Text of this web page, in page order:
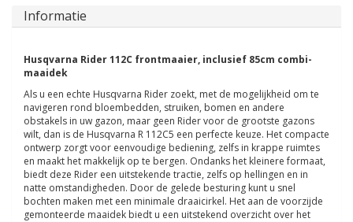
Informatie
Husqvarna Rider 112C frontmaaier, inclusief 85cm combi-
maaidek
Als u een echte Husqvarna Rider zoekt, met de mogelijkheid om te
navigeren rond bloembedden, struiken, bomen en andere
obstakels in uw gazon, maar geen Rider voor de grootste gazons
wilt, dan is de Husqvarna R 112C5 een perfecte keuze. Het compacte
ontwerp zorgt voor eenvoudige bediening, zelfs in krappe ruimtes
en maakt het makkelijk op te bergen. Ondanks het kleinere formaat,
biedt deze Rider een uitstekende tractie, zelfs op hellingen en in
natte omstandigheden. Door de gelede besturing kunt u snel
bochten maken met een minimale draaicirkel. Het aan de voorzijde
gemonteerde maaidek biedt u een uitstekend overzicht over het